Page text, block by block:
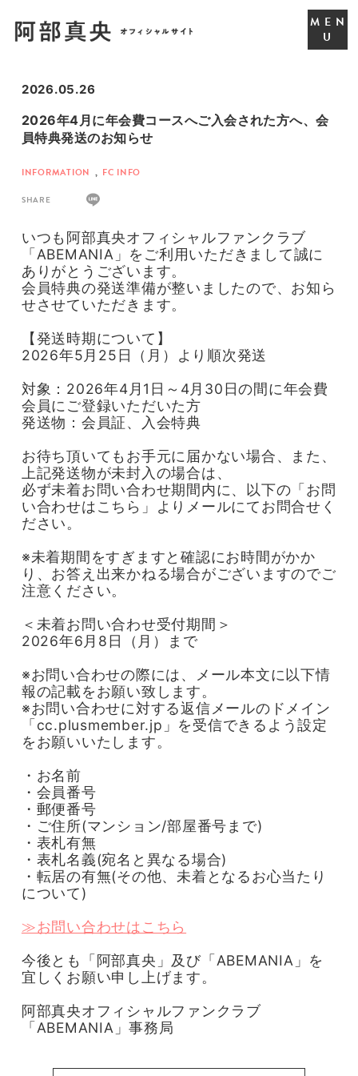
2026.05.26
2026年4月に年会費コースへご入会された方へ、会
員特典発送のお知らせ
INFORMATION , FC INFO
SHARE
いつも阿部真央オフィシャルファンクラブ
「ABEMANIA」をご利用いただきまして誠に
ありがとうございます。
会員特典の発送準備が整いましたので、お知ら
せさせていただきます。
【発送時期について】
2026年5月25日（月）より順次発送
対象：2026年4月1日～4月30日の間に年会費
会員にご登録いただいた方
発送物：会員証、入会特典
お待ち頂いてもお手元に届かない場合、また、
上記発送物が未封入の場合は、
必ず未着お問い合わせ期間内に、以下の「お問
い合わせはこちら」よりメールにてお問合せく
ださい。
※未着期間をすぎますと確認にお時間がかか
り、お答え出来かねる場合がございますのでご
注意ください。
＜未着お問い合わせ受付期間＞
2026年6月8日（月）まで
※お問い合わせの際には、メール本文に以下情
報の記載をお願い致します。
※お問い合わせに対する返信メールのドメイン
「cc.plusmember.jp」を受信できるよう設定
をお願いいたします。
・お名前
・会員番号
・郵便番号
・ご住所(マンション/部屋番号まで)
・表札有無
・表札名義(宛名と異なる場合)
・転居の有無(その他、未着となるお心当たり
について)
≫お問い合わせはこちら
今後とも「阿部真央」及び「ABEMANIA」を
宜しくお願い申し上げます。
阿部真央オフィシャルファンクラブ
「ABEMANIA」事務局